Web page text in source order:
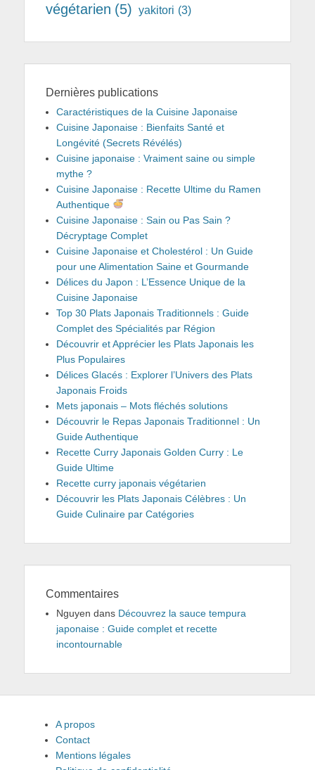
végétarien (5) yakitori (3)
Dernières publications
Caractéristiques de la Cuisine Japonaise
Cuisine Japonaise : Bienfaits Santé et
Longévité (Secrets Révélés)
Cuisine japonaise : Vraiment saine ou simple
mythe ?
Cuisine Japonaise : Recette Ultime du Ramen
Authentique
Cuisine Japonaise : Sain ou Pas Sain ?
Décryptage Complet
Cuisine Japonaise et Cholestérol : Un Guide
pour une Alimentation Saine et Gourmande
Délices du Japon : L’Essence Unique de la
Cuisine Japonaise
Top 30 Plats Japonais Traditionnels : Guide
Complet des Spécialités par Région
Découvrir et Apprécier les Plats Japonais les
Plus Populaires
Délices Glacés : Explorer l’Univers des Plats
Japonais Froids
Mets japonais – Mots fléchés solutions
Découvrir le Repas Japonais Traditionnel : Un
Guide Authentique
Recette Curry Japonais Golden Curry : Le
Guide Ultime
Recette curry japonais végétarien
Découvrir les Plats Japonais Célèbres : Un
Guide Culinaire par Catégories
Commentaires
Nguyen dans Découvrez la sauce tempura
japonaise : Guide complet et recette
incontournable
A propos
Contact
Mentions légales